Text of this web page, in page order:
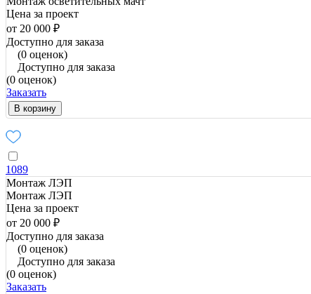
Цена за проект
от 20 000 ₽
Доступно для заказа
(0 оценок)
Доступно для заказа
(0 оценок)
Заказать
В корзину
1089
Монтаж ЛЭП
Монтаж ЛЭП
Цена за проект
от 20 000 ₽
Доступно для заказа
(0 оценок)
Доступно для заказа
(0 оценок)
Заказать